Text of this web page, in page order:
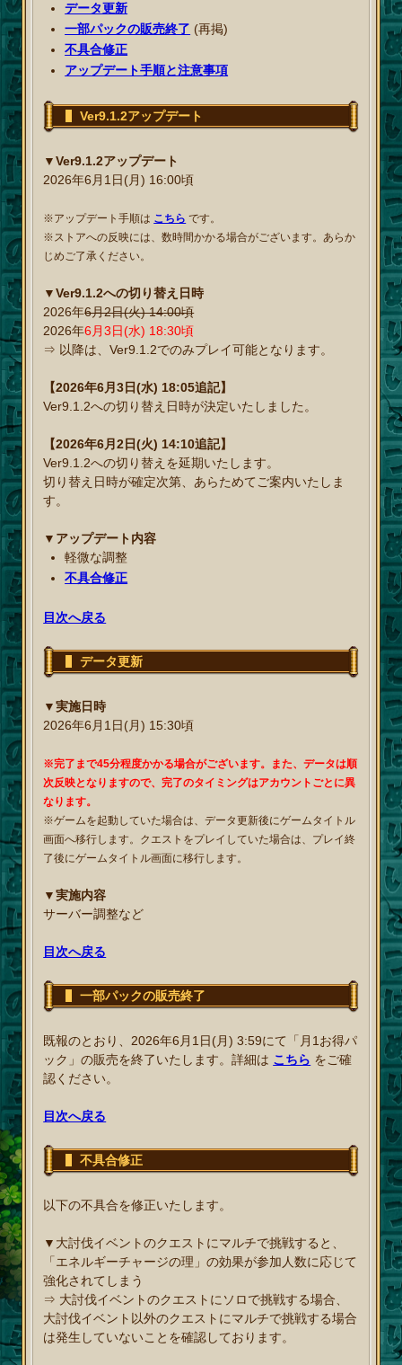
データ更新
一部パックの販売終了 (再掲)
不具合修正
アップデート手順と注意事項
Ver9.1.2アップデート
▼Ver9.1.2アップデート
2026年6月1日(月) 16:00頃
※アップデート手順は こちら です。
※ストアへの反映には、数時間かかる場合がございます。あらか
じめご了承ください。
▼Ver9.1.2への切り替え日時
2026年6月2日(火) 14:00頃
2026年6月3日(水) 18:30頃
⇒ 以降は、Ver9.1.2でのみプレイ可能となります。
【2026年6月3日(水) 18:05追記】
Ver9.1.2への切り替え日時が決定いたしました。
【2026年6月2日(火) 14:10追記】
Ver9.1.2への切り替えを延期いたします。
切り替え日時が確定次第、あらためてご案内いたしま
す。
▼アップデート内容
軽微な調整
不具合修正
目次へ戻る
データ更新
▼実施日時
2026年6月1日(月) 15:30頃
※完了まで45分程度かかる場合がございます。また、データは順
次反映となりますので、完了のタイミングはアカウントごとに異
なります。
※ゲームを起動していた場合は、データ更新後にゲームタイトル
画面へ移行します。クエストをプレイしていた場合は、プレイ終
了後にゲームタイトル画面に移行します。
▼実施内容
サーバー調整など
目次へ戻る
一部パックの販売終了
既報のとおり、2026年6月1日(月) 3:59にて「月1お得パ
ック」の販売を終了いたします。詳細は こちら をご確
認ください。
目次へ戻る
不具合修正
以下の不具合を修正いたします。
▼大討伐イベントのクエストにマルチで挑戦すると、
「エネルギーチャージの理」の効果が参加人数に応じて
強化されてしまう
⇒ 大討伐イベントのクエストにソロで挑戦する場合、
大討伐イベント以外のクエストにマルチで挑戦する場合
は発生していないことを確認しております。